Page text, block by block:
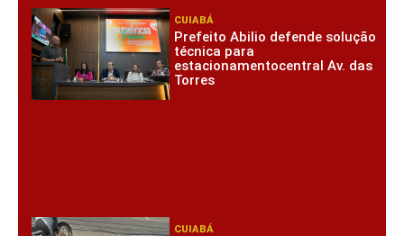
CUIABÁ
Prefeito Abilio defende solução
técnica para
estacionamentocentral Av. das
Torres
CUIABÁ